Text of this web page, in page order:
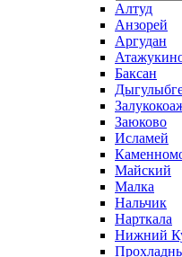
Алтуд
Анзорей
Аргудан
Баксан
Заюково
Исламей
Майский
Малка
Нальчик
Нарткала
Нижний